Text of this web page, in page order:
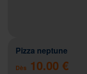
Pizza neptune
Dès 10.00 €